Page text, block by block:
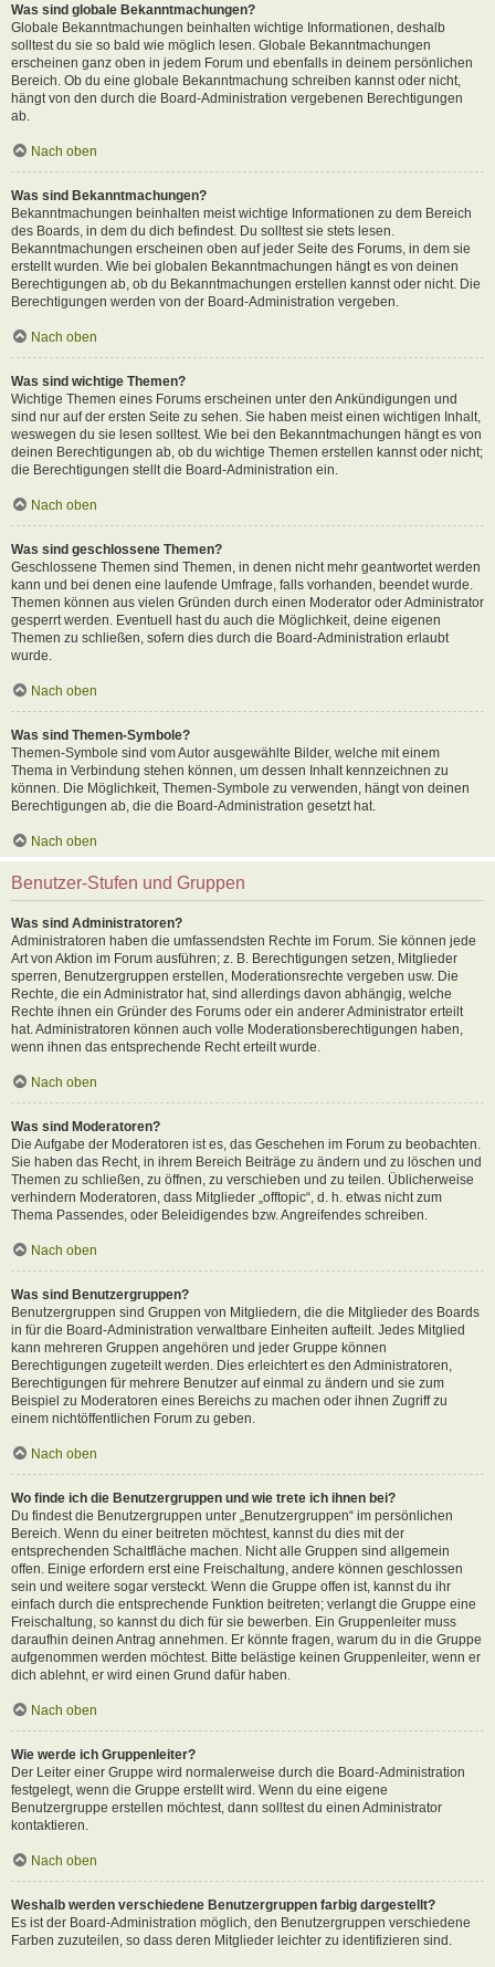
Was sind globale Bekanntmachungen?
Globale Bekanntmachungen beinhalten wichtige Informationen, deshalb
solltest du sie so bald wie möglich lesen. Globale Bekanntmachungen
erscheinen ganz oben in jedem Forum und ebenfalls in deinem persönlichen
Bereich. Ob du eine globale Bekanntmachung schreiben kannst oder nicht,
hängt von den durch die Board-Administration vergebenen Berechtigungen
ab.
Nach oben
Was sind Bekanntmachungen?
Bekanntmachungen beinhalten meist wichtige Informationen zu dem Bereich
des Boards, in dem du dich befindest. Du solltest sie stets lesen.
Bekanntmachungen erscheinen oben auf jeder Seite des Forums, in dem sie
erstellt wurden. Wie bei globalen Bekanntmachungen hängt es von deinen
Berechtigungen ab, ob du Bekanntmachungen erstellen kannst oder nicht. Die
Berechtigungen werden von der Board-Administration vergeben.
Nach oben
Was sind wichtige Themen?
Wichtige Themen eines Forums erscheinen unter den Ankündigungen und
sind nur auf der ersten Seite zu sehen. Sie haben meist einen wichtigen Inhalt,
weswegen du sie lesen solltest. Wie bei den Bekanntmachungen hängt es von
deinen Berechtigungen ab, ob du wichtige Themen erstellen kannst oder nicht;
die Berechtigungen stellt die Board-Administration ein.
Nach oben
Was sind geschlossene Themen?
Geschlossene Themen sind Themen, in denen nicht mehr geantwortet werden
kann und bei denen eine laufende Umfrage, falls vorhanden, beendet wurde.
Themen können aus vielen Gründen durch einen Moderator oder Administrator
gesperrt werden. Eventuell hast du auch die Möglichkeit, deine eigenen
Themen zu schließen, sofern dies durch die Board-Administration erlaubt
wurde.
Nach oben
Was sind Themen-Symbole?
Themen-Symbole sind vom Autor ausgewählte Bilder, welche mit einem
Thema in Verbindung stehen können, um dessen Inhalt kennzeichnen zu
können. Die Möglichkeit, Themen-Symbole zu verwenden, hängt von deinen
Berechtigungen ab, die die Board-Administration gesetzt hat.
Nach oben
Benutzer-Stufen und Gruppen
Was sind Administratoren?
Administratoren haben die umfassendsten Rechte im Forum. Sie können jede
Art von Aktion im Forum ausführen; z. B. Berechtigungen setzen, Mitglieder
sperren, Benutzergruppen erstellen, Moderationsrechte vergeben usw. Die
Rechte, die ein Administrator hat, sind allerdings davon abhängig, welche
Rechte ihnen ein Gründer des Forums oder ein anderer Administrator erteilt
hat. Administratoren können auch volle Moderationsberechtigungen haben,
wenn ihnen das entsprechende Recht erteilt wurde.
Nach oben
Was sind Moderatoren?
Die Aufgabe der Moderatoren ist es, das Geschehen im Forum zu beobachten.
Sie haben das Recht, in ihrem Bereich Beiträge zu ändern und zu löschen und
Themen zu schließen, zu öffnen, zu verschieben und zu teilen. Üblicherweise
verhindern Moderatoren, dass Mitglieder „offtopic“, d. h. etwas nicht zum
Thema Passendes, oder Beleidigendes bzw. Angreifendes schreiben.
Nach oben
Was sind Benutzergruppen?
Benutzergruppen sind Gruppen von Mitgliedern, die die Mitglieder des Boards
in für die Board-Administration verwaltbare Einheiten aufteilt. Jedes Mitglied
kann mehreren Gruppen angehören und jeder Gruppe können
Berechtigungen zugeteilt werden. Dies erleichtert es den Administratoren,
Berechtigungen für mehrere Benutzer auf einmal zu ändern und sie zum
Beispiel zu Moderatoren eines Bereichs zu machen oder ihnen Zugriff zu
einem nichtöffentlichen Forum zu geben.
Nach oben
Wo finde ich die Benutzergruppen und wie trete ich ihnen bei?
Du findest die Benutzergruppen unter „Benutzergruppen“ im persönlichen
Bereich. Wenn du einer beitreten möchtest, kannst du dies mit der
entsprechenden Schaltfläche machen. Nicht alle Gruppen sind allgemein
offen. Einige erfordern erst eine Freischaltung, andere können geschlossen
sein und weitere sogar versteckt. Wenn die Gruppe offen ist, kannst du ihr
einfach durch die entsprechende Funktion beitreten; verlangt die Gruppe eine
Freischaltung, so kannst du dich für sie bewerben. Ein Gruppenleiter muss
daraufhin deinen Antrag annehmen. Er könnte fragen, warum du in die Gruppe
aufgenommen werden möchtest. Bitte belästige keinen Gruppenleiter, wenn er
dich ablehnt, er wird einen Grund dafür haben.
Nach oben
Wie werde ich Gruppenleiter?
Der Leiter einer Gruppe wird normalerweise durch die Board-Administration
festgelegt, wenn die Gruppe erstellt wird. Wenn du eine eigene
Benutzergruppe erstellen möchtest, dann solltest du einen Administrator
kontaktieren.
Nach oben
Weshalb werden verschiedene Benutzergruppen farbig dargestellt?
Es ist der Board-Administration möglich, den Benutzergruppen verschiedene
Farben zuzuteilen, so dass deren Mitglieder leichter zu identifizieren sind.